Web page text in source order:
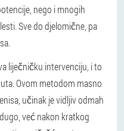
nego i mnogih
Sve do djelomične, pa
liječničku intervenciju, i to
Ovom metodom masno
učinak je vidljiv odmah
već nakon kratkog